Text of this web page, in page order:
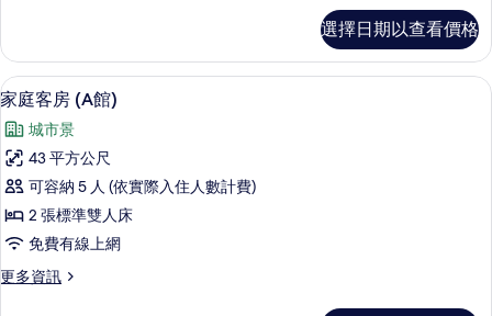
所
有
相
片
雙
人
房
(A
館)
的
詳
情
選擇日期以查看價格
顯
示
家
庭
客
房
(A
館)
5
家庭客房 (A館)
城市景
43 平方公尺
可容納 5 人 (依實際入住人數計費)
2 張標準雙人床
免費有線上網
更多資訊
更